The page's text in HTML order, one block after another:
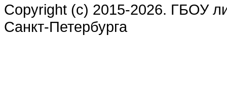
Copyright (c) 2015-2026. ГБОУ
Санкт-Петербурга